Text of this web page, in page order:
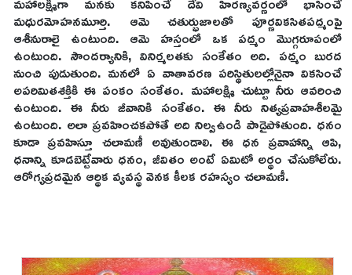
మధురమోహనమూర్తి. ఆమె చతుర్భుజాలతో పూర్ణవికసితపద్మంపై
ఆశీనురాలై ఉంటుంది. ఆమె హస్తంలో ఒక పద్మం మొగ్గరూపంలో
ఉంటుంది. సౌందర్యానికి, వినిర్మలతకు సంకేతం అది. పద్మం బురద
నుంచి పుడుతుంది. మనలో ఏ వాతావరణ పరిస్థితులల్లోనైనా వికసించే
అపరిమితశక్తికి ఈ పంకం సంకేతం. మహాలక్ష్మి చుట్టూ నీరు ఆవరించి
ఉంటుంది. ఈ నీరు జీవానికి సంకేతం. ఈ నీరు నిత్యప్రవాహశీలమై
ఉంటుంది. అలా ప్రవహించకపోతే అది నిల్వఉండి పాడైపోతుంది. ధనం
కూడా ప్రవహిస్తూ చలామణీ అవుతుండాలి. ఈ ధన ప్రవాహాన్ని ఆపి,
ధనాన్ని కూడబెట్టేవారు ధనం, జీవితం అంటే ఏమిటో అర్థం చేసుకోలేరు.
ఆరోగ్యప్రదమైన ఆర్థిక వ్యవస్థ వెనక కీలక రహస్యం చలామణీ.